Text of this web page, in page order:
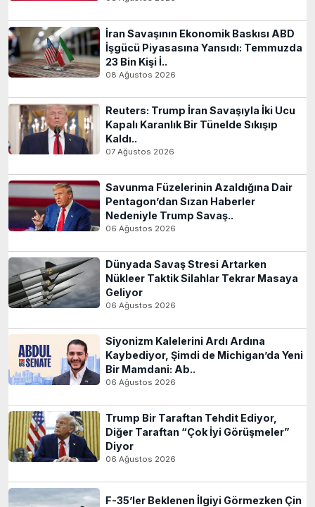
İran Savaşının Ekonomik Baskısı ABD
İşgücü Piyasasına Yansıdı: Temmuzda
23 Bin Kişi İ..
08 Ağustos 2026
Reuters: Trump İran Savaşıyla İki Ucu
Kapalı Karanlık Bir Tünelde Sıkışıp
Kaldı..
07 Ağustos 2026
Savunma Füzelerinin Azaldığına Dair
Pentagon’dan Sızan Haberler
Nedeniyle Trump Savaş..
06 Ağustos 2026
Dünyada Savaş Stresi Artarken
Nükleer Taktik Silahlar Tekrar Masaya
Geliyor
06 Ağustos 2026
Siyonizm Kalelerini Ardı Ardına
Kaybediyor, Şimdi de Michigan’da Yeni
Bir Mamdani: Ab..
06 Ağustos 2026
Trump Bir Taraftan Tehdit Ediyor,
Diğer Taraftan “Çok İyi Görüşmeler”
Diyor
06 Ağustos 2026
F-35’ler Beklenen İlgiyi Görmezken Çin